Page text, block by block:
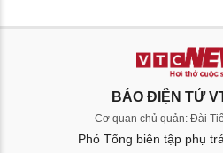
BÁO ĐIỆN TỬ
Cơ quan chủ quản: Đài
Phó Tổng biên tập phụ